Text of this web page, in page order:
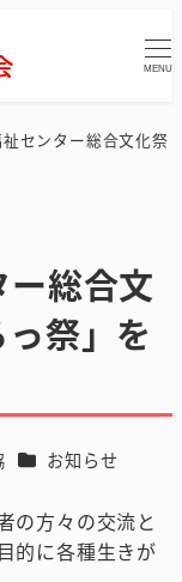
MENU
センター総合文化祭
総合文
祭」を
カテゴリー
お知らせ
の方々の交流と
的に各種生きが